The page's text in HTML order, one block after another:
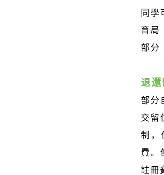
同學
育局
部分
退還
部分
交留
制，
費。
註冊